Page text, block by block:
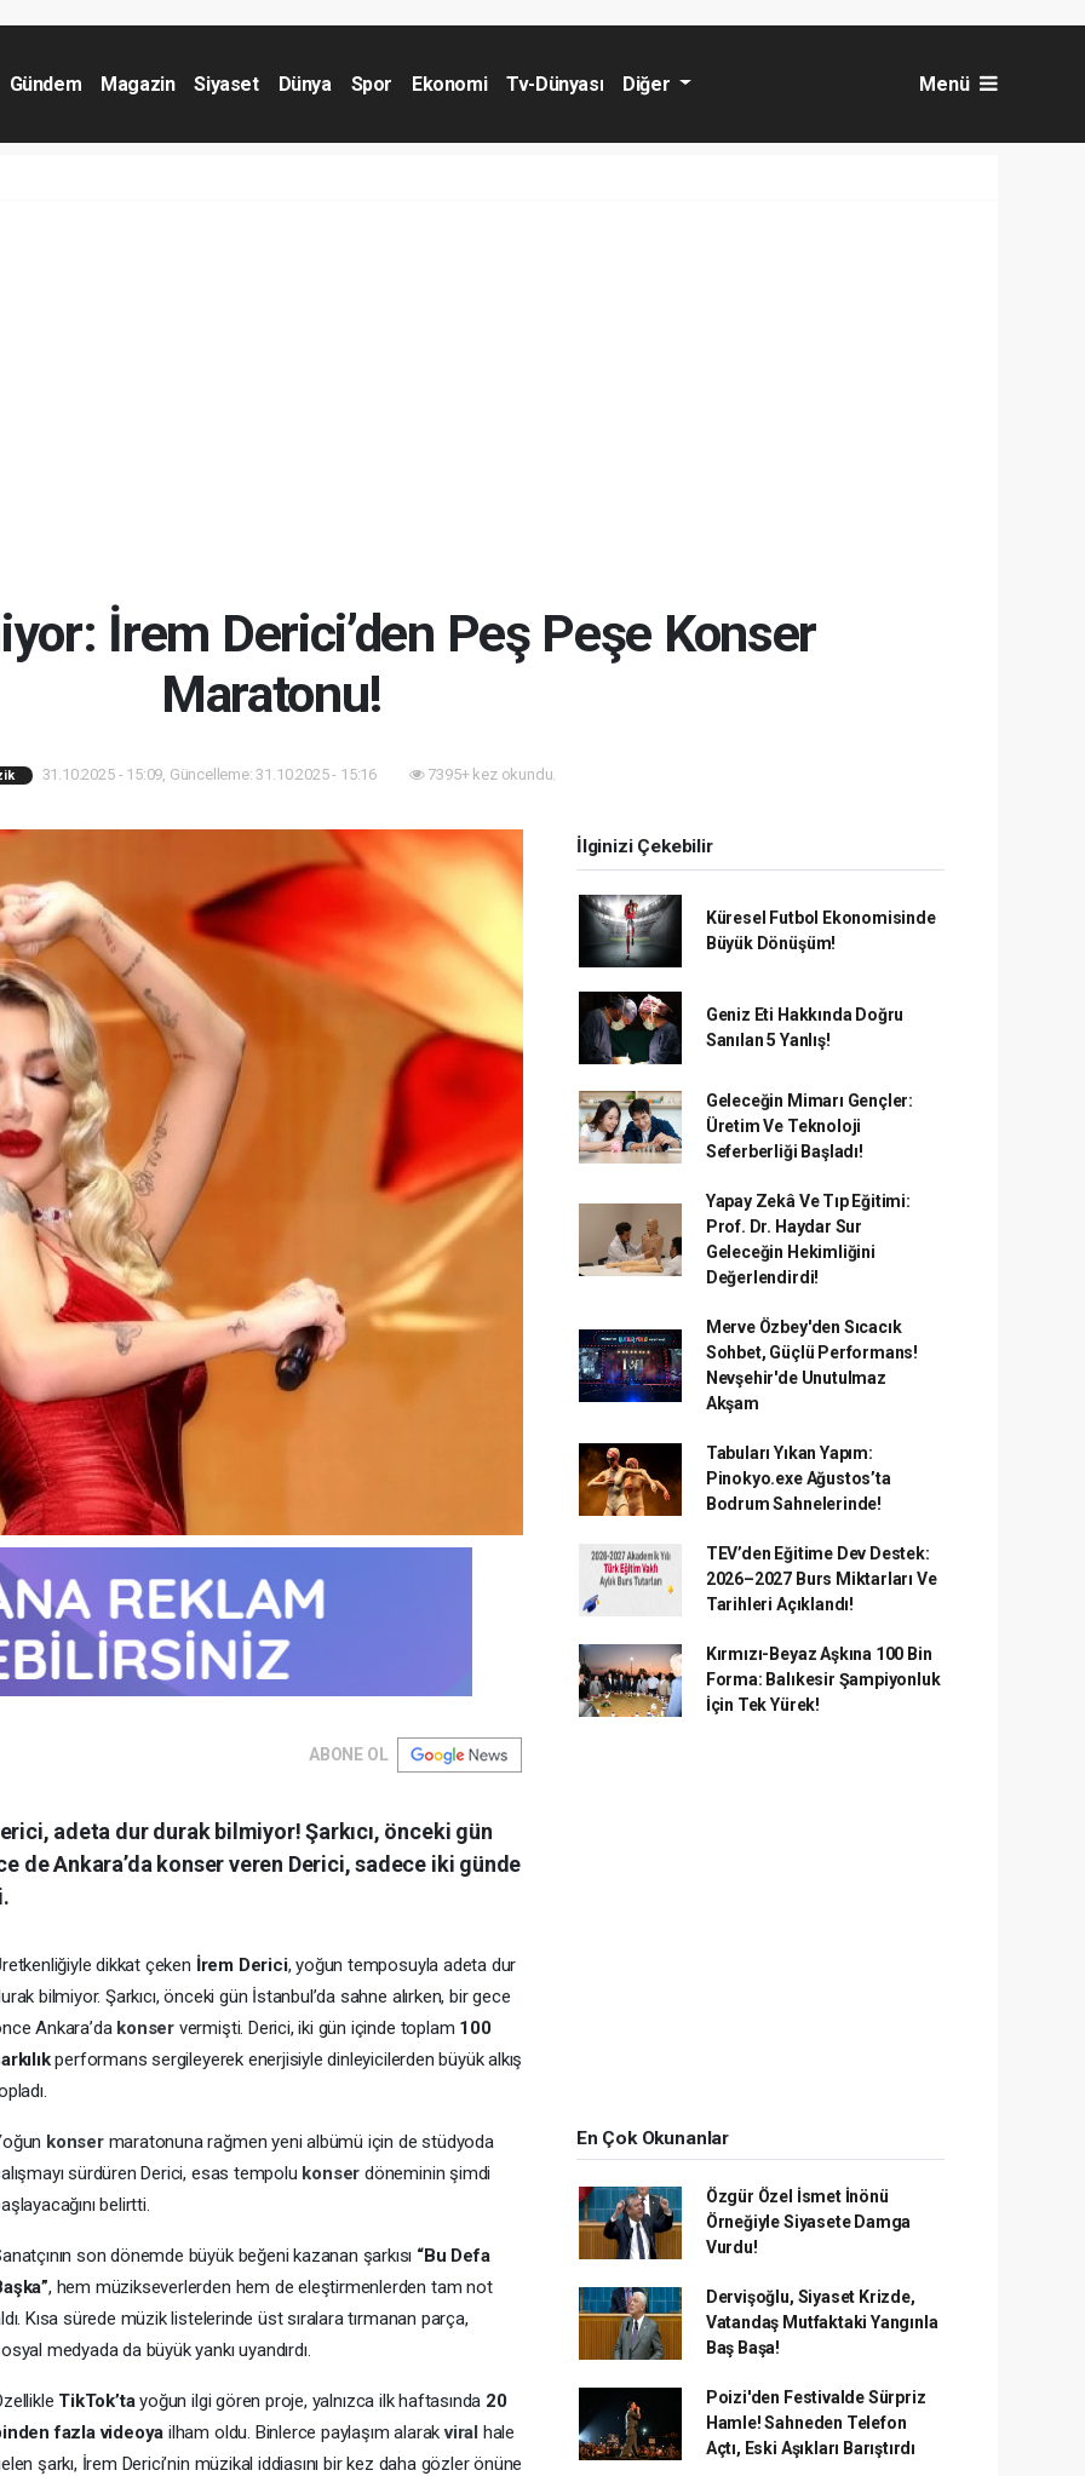
Gündem Magazin Siyaset Dünya Spor Ekonomi Tv-Dünyası Diğer Menü
İrem Derici’den Peş Peşe Konser
Maratonu!
31.10.2025 - 15:09, Güncelleme: 31.10.2025 - 15:16 7395+ kez okundu.
ABONE OL
adeta dur durak bilmiyor! Şarkıcı, önceki gün
de Ankara’da konser veren Derici, sadece iki günde
dikkat çeken İrem Derici, yoğun temposuyla adeta dur
bilmiyor. Şarkıcı, önceki gün İstanbul’da sahne alırken, bir gece
Ankara’da konser vermişti. Derici, iki gün içinde toplam 100
performans sergileyerek enerjisiyle dinleyicilerden büyük alkış
konser maratonuna rağmen yeni albümü için de stüdyoda
sürdüren Derici, esas tempolu konserdöneminin şimdi
belirtti.
son dönemde büyük beğeni kazanan şarkısı “Bu Defa
, hem müzikseverlerden hem de eleştirmenlerden tam not
Kısa sürede müzik listelerinde üst sıralara tırmanan parça,
medyada da büyük yankı uyandırdı.
TikTok’tayoğun ilgi gören proje, yalnızca ilk haftasında 20
fazla videoya ilham oldu. Binlerce paylaşım alarakviral hale
şarkı, İrem Derici’nin müzikal iddiasını bir kez daha gözler önüne
İlginizi Çekebilir
Küresel Futbol Ekonomisinde
Büyük Dönüşüm!
Geniz Eti Hakkında Doğru
Sanılan 5 Yanlış!
Geleceğin Mimarı Gençler:
Üretim Ve Teknoloji
Seferberliği Başladı!
Yapay Zekâ Ve Tıp Eğitimi:
Prof. Dr. Haydar Sur
Geleceğin Hekimliğini
Değerlendirdi!
Merve Özbey'den Sıcacık
Sohbet, Güçlü Performans!
Nevşehir'de Unutulmaz
Akşam
Tabuları Yıkan Yapım:
Pinokyo.exe Ağustos’ta
Bodrum Sahnelerinde!
TEV’den Eğitime Dev Destek:
2026–2027 Burs Miktarları Ve
Tarihleri Açıklandı!
Kırmızı-Beyaz Aşkına 100 Bin
Forma: Balıkesir Şampiyonluk
İçin Tek Yürek!
En Çok Okunanlar
Özgür Özel İsmet İnönü
Örneğiyle Siyasete Damga
Vurdu!
Dervişoğlu, Siyaset Krizde,
Vatandaş Mutfaktaki Yangınla
Baş Başa!
Poizi'den Festivalde Sürpriz
Hamle! Sahneden Telefon
Açtı, Eski Aşıkları Barıştırdı